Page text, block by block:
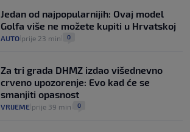
automobilom na Hvar iz Zagreba, a
koliko iz Osijeka
14
Jedan od najpopularnijih: Ovaj model
Golfa više ne možete kupiti u Hrvatskoj
AUTO prije 23 min 0
Za tri grada DHMZ izdao višednevno
crveno upozorenje: Evo kad će se
smanjiti opasnost
VRIJEME prije 39 min 0